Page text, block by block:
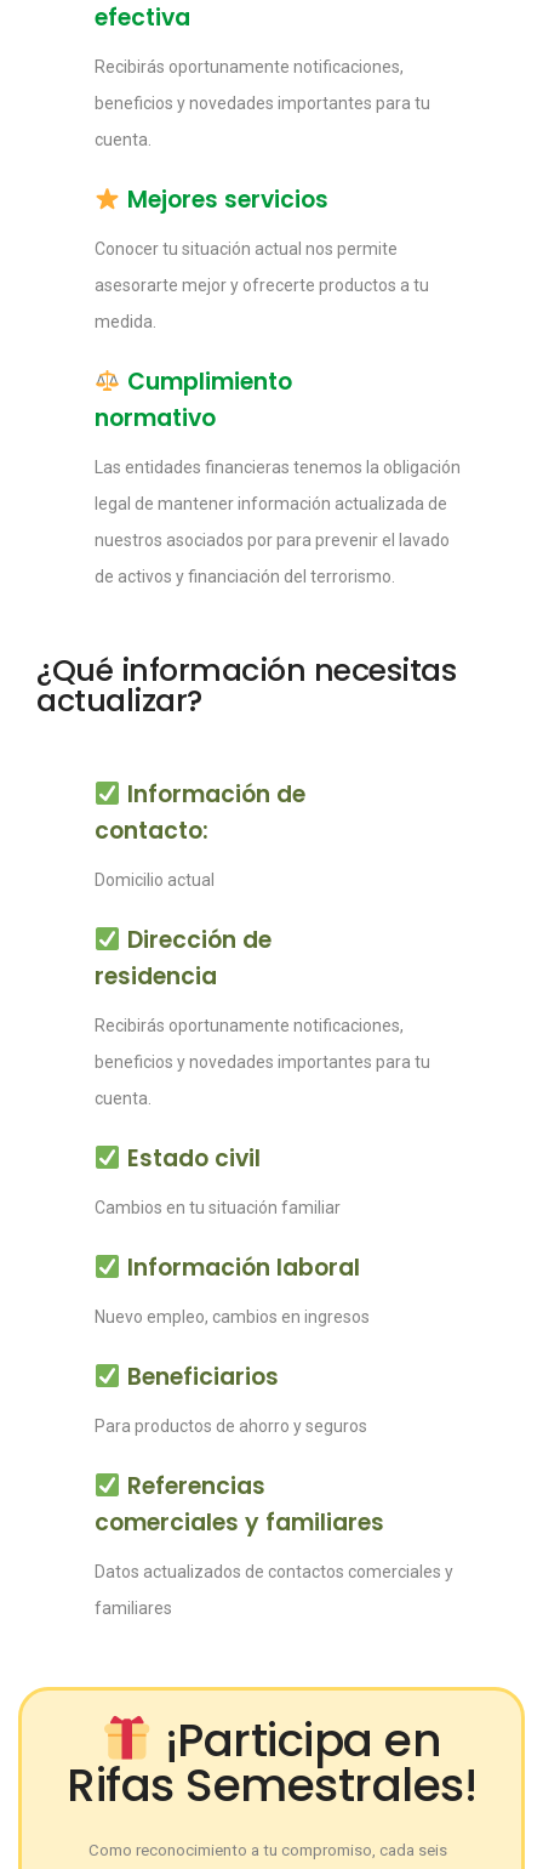
efectiva
Recibirás oportunamente notificaciones,
beneficios y novedades importantes para tu
cuenta.
Mejores servicios
Conocer tu situación actual nos permite
asesorarte mejor y ofrecerte productos a tu
medida.
Cumplimiento
normativo
Las entidades financieras tenemos la obligación
legal de mantener información actualizada de
nuestros asociados por para prevenir el lavado
de activos y financiación del terrorismo.
¿Qué información necesitas
actualizar?
Información de
contacto:
Domicilio actual
Dirección de
residencia
Recibirás oportunamente notificaciones,
beneficios y novedades importantes para tu
cuenta.
Estado civil
Cambios en tu situación familiar
Información laboral
Nuevo empleo, cambios en ingresos
Beneficiarios
Para productos de ahorro y seguros
Referencias
comerciales y familiares
Datos actualizados de contactos comerciales y
familiares
¡Participa en
Rifas Semestrales!
Como reconocimiento a tu compromiso, cada seis